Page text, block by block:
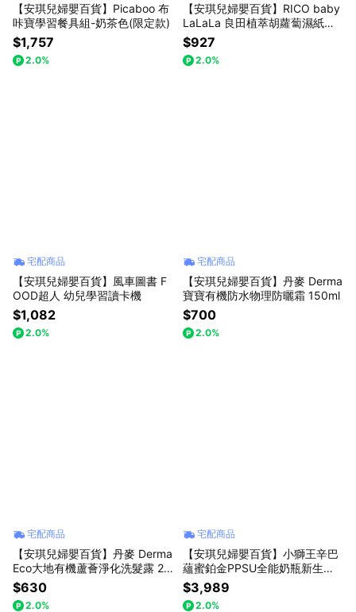
【安琪兒婦嬰百貨】Picaboo 布
咔寶學習餐具組-奶茶色(限定款)
$1,757
2.0%
【安琪兒婦嬰百貨】RICO baby
LaLaLa 良田植萃胡蘿蔔濕紙巾1
00抽X10包/箱
$927
2.0%
宅配商品
【安琪兒婦嬰百貨】風車圖書 F
OOD超人 幼兒學習讀卡機
$1,082
2.0%
宅配商品
【安琪兒婦嬰百貨】丹麥 Derma
寶寶有機防水物理防曬霜 150ml
$700
2.0%
宅配商品
【安琪兒婦嬰百貨】丹麥 Derma
Eco大地有機蘆薈淨化洗髮露 25
0ml
$630
2.0%
宅配商品
【安琪兒婦嬰百貨】小獅王辛巴
蘊蜜鉑金PPSU全能奶瓶新生禮
盒
$3,989
2.0%